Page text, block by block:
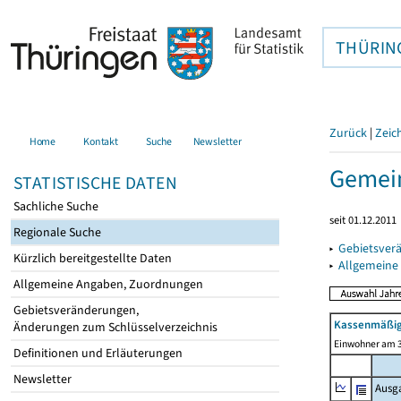
Home Kontakt Suche Newsletter
STATISTISCHE DATEN
Sachliche Suche
Regionale Suche
Kürzlich bereitgestellte Daten
Allgemeine Angaben, Zuordnungen
Gebietsveränderungen,
Änderungen zum Schlüsselverzeichnis
Definitionen und Erläuterungen
Newsletter
Zurück |
seit 01.12.2011
▸
▸
Einwohner am